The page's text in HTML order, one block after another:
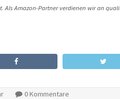
Als Amazon-Partner verdienen wir an
0 Kommentare